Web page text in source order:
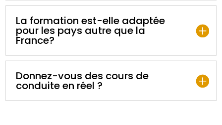
La formation est-elle adaptée
pour les pays autre que la
France?
Donnez-vous des cours de
conduite en réel ?